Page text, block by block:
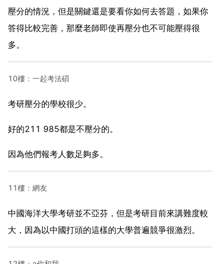
壓分的情況，但是關鍵還是要看你如何去答題，如果你
答得比較完善，那麼老師即使再壓分也不可能壓得很
多。
10樓：一起考法碩
考研壓分的學校很少。
好的211 985都是不壓分的。
因為他們報考人數足夠多。
11樓：網友
中國海洋大學考研並不亞芬，但是考研目前來講難度較
大，因為以中國打頭的這樣的大學普遍競爭很激烈。